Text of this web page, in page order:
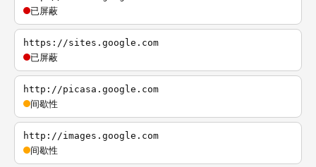
已屏蔽
https://sites.google.com
已屏蔽
http://picasa.google.com
间歇性
http://images.google.com
间歇性